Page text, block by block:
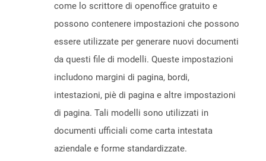
come lo scrittore di openoffice gratuito e
possono contenere impostazioni che possono
essere utilizzate per generare nuovi documenti
da questi file di modelli. Queste impostazioni
includono margini di pagina, bordi,
intestazioni, piè di pagina e altre impostazioni
di pagina. Tali modelli sono utilizzati in
documenti ufficiali come carta intestata
aziendale e forme standardizzate.